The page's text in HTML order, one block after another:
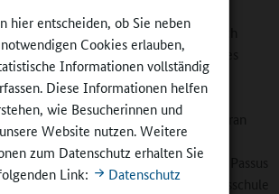
hier entscheiden, ob Sie neben
Cookies erlauben,
Informationen vollständig
Diese Informationen helfen
wie Besucherinnen und
Website nutzen. Weitere
zum Datenschutz erhalten Sie
Link:
Datenschutz
der Ergebnisse einschließlich
bietet das letzte Kapitel des
zunächst wieder die zentralen
unter Bezugnahme der zuvor
angesprochen, im Anschluss daran
nach Kooperation von Schul- und
thematisiert. Ein weiterer Passus
behandelt die ‚Zukunft‘ der Ganztagsschule